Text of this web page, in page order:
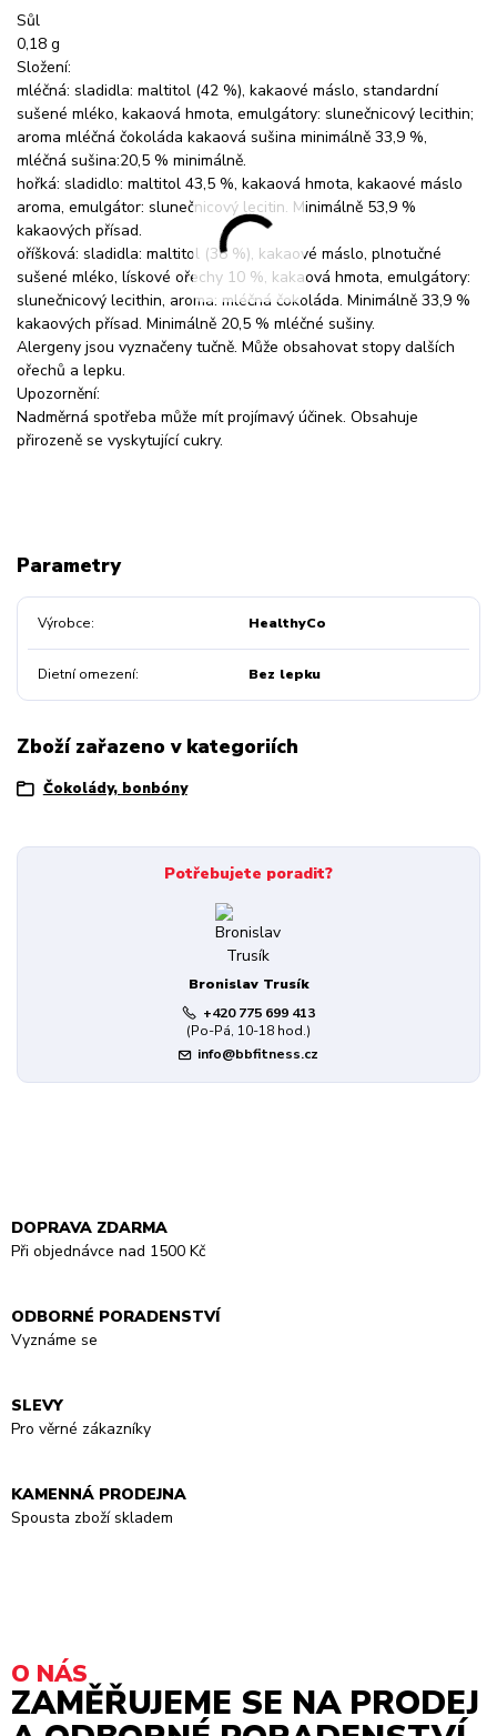
Sůl
0,18 g
Složení:
mléčná: sladidla: maltitol (42 %), kakaové máslo, standardní
sušené mléko, kakaová hmota, emulgátory: slunečnicový lecithin;
aroma mléčná čokoláda kakaová sušina minimálně 33,9 %,
mléčná sušina:20,5 % minimálně.
hořká: sladidlo: maltitol 43,5 %, kakaová hmota, kakaové máslo
aroma, emulgátor: slunečnicový lecitin. Minimálně 53,9 %
kakaových přísad.
oříšková: sladidla: maltitol (38 %), kakaové máslo, plnotučné
sušené mléko, lískové ořechy 10 %, kakaová hmota, emulgátory:
slunečnicový lecithin, aroma: mléčná čokoláda. Minimálně 33,9 %
kakaových přísad. Minimálně 20,5 % mléčné sušiny.
Alergeny jsou vyznačeny tučně. Může obsahovat stopy dalších
ořechů a lepku.
Upozornění:
Nadměrná spotřeba může mít projímavý účinek. Obsahuje
přirozeně se vyskytující cukry.
Parametry
Výrobce HealthyCo
Dietní omezení Bez lepku
Zboží zařazeno v kategoriích
Čokolády, bonbóny
Potřebujete poradit?
Bronislav Trusík
+420 775 699 413
(Po-Pá, 10-18 hod.)
info@bbfitness.cz
DOPRAVA ZDARMA
Při objednávce nad 1500 Kč
ODBORNÉ PORADENSTVÍ
Vyznáme se
SLEVY
Pro věrné zákazníky
KAMENNÁ PRODEJNA
Spousta zboží skladem
O NÁS
ZAMĚŘUJEME SE NA PRODEJ